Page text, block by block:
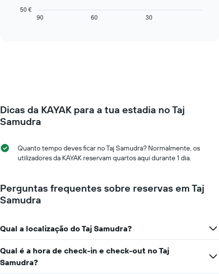
semana
um
quarto
numa
seguinte
data
da
gráfico
apresenta
de
dias
antes
numa
abcissa
O
gráfico
apresenta
90 60 30
50 €
Dicas da KAYAK para a tua estadia no Taj
Samudra
Quanto tempo deves ficar no Taj Samudra? Normalmente, os
utilizadores da KAYAK reservam quartos aqui durante 1 dia.
Perguntas frequentes sobre reservas em Taj
Samudra
Qual a localização do Taj Samudra?
Qual é a hora de check-in e check-out no Taj
Samudra?